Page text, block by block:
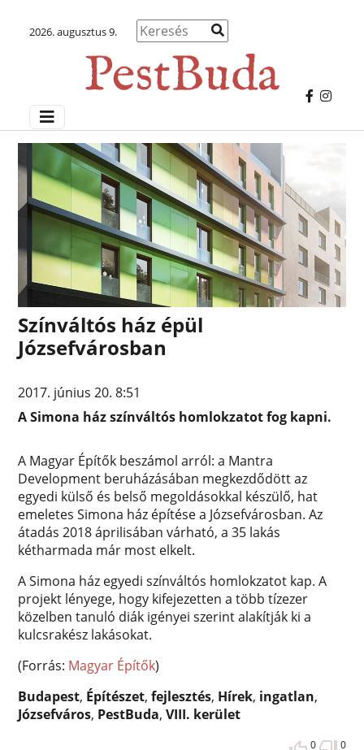
2026. augusztus 9.
Színváltós ház épül
Józsefvárosban
2017. június 20. 8:51
A Simona ház színváltós homlokzatot fog kapni.
A Magyar Építők beszámol arról: a Mantra
Development beruházásában megkezdődött az
egyedi külső és belső megoldásokkal készülő, hat
emeletes Simona ház építése a Józsefvárosban. Az
átadás 2018 áprilisában várható, a 35 lakás
kétharmada már most elkelt.
A Simona ház egyedi színváltós homlokzatot kap. A
projekt lényege, hogy kifejezetten a több tízezer
közelben tanuló diák igényei szerint alakítják ki a
kulcsrakész lakásokat.
(Forrás: Magyar Építők)
Budapest, Építészet,fejlesztés, Hírek, ingatlan,
Józsefváros, PestBuda,VIII. kerület
0 0